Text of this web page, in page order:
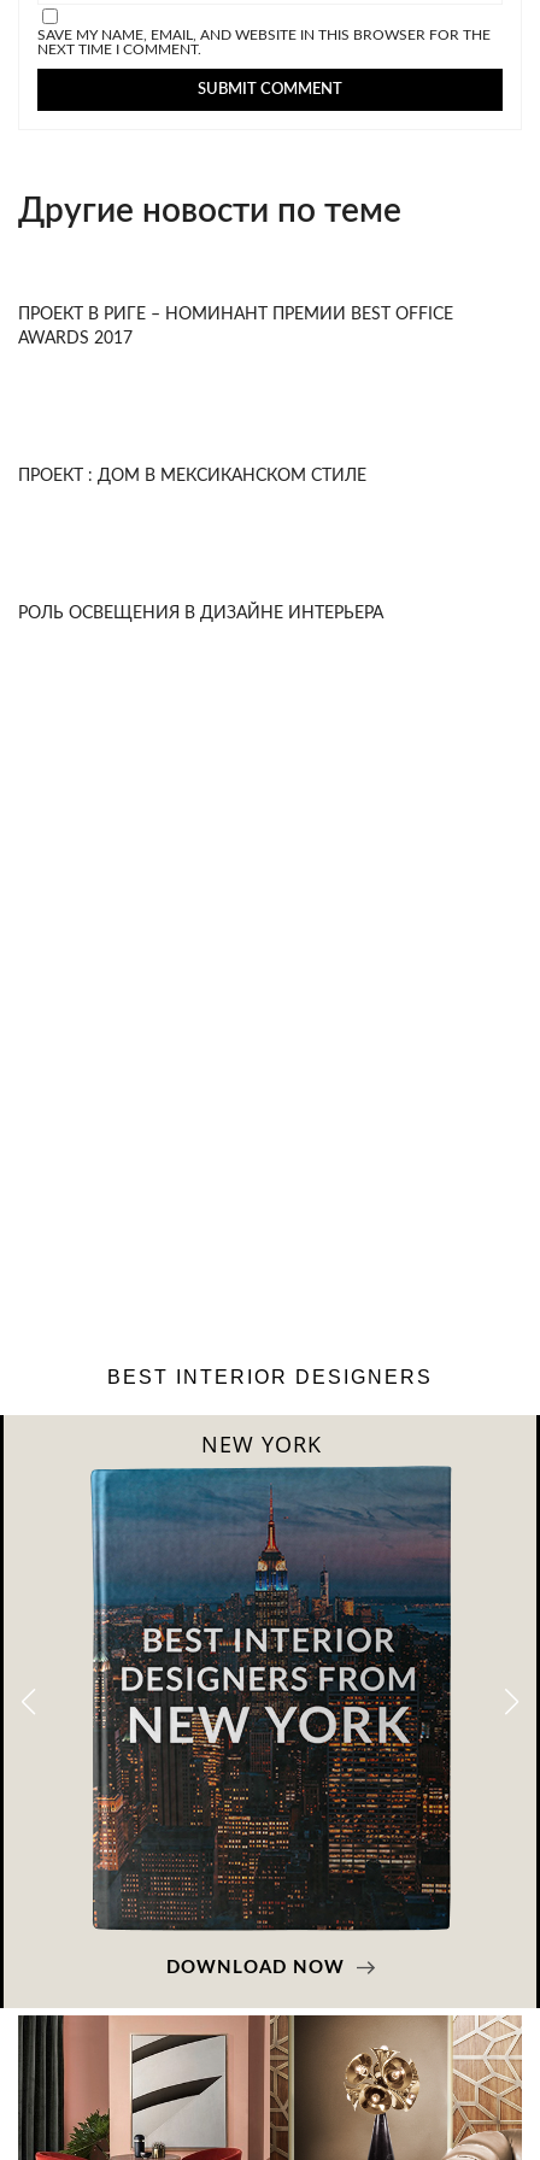
SAVE MY NAME, EMAIL, AND WEBSITE IN THIS BROWSER FOR THE
NEXT TIME I COMMENT.
Другие новости по теме
ПРОЕКТ В РИГЕ – НОМИНАНТ ПРЕМИИ BEST OFFICE
AWARDS 2017
ПРОЕКТ : ДОМ В МЕКСИКАНСКОМ СТИЛЕ
РОЛЬ ОСВЕЩЕНИЯ В ДИЗАЙНЕ ИНТЕРЬЕРА
BEST INTERIOR DESIGNERS
NEW YORK
DOWNLOAD NOW